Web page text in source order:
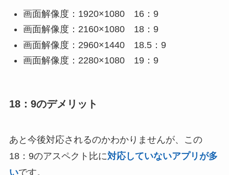
画面解像度：1920×1080 16：9
画面解像度：2160×1080 18：9
画面解像度：2960×1440 18.5：9
画面解像度：2280×1080 19：9
18：9のデメリット
あと今後対応されるのかわかりませんが、この
18：9のアスペクト比に対応していないアプリが多
いです。